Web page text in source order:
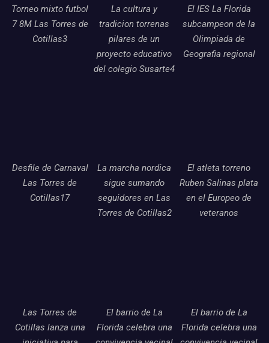
Torneo mixto futbol
7 8M Las Torres de
Cotillas3
La cultura y
tradicion torrenas
pilares de un
proyecto educativo
del colegio Susarte4
El IES La Florida
subcampeon de la
Olimpiada de
Geografia regional
Desfile de Carnaval
Las Torres de
Cotillas17
La marcha nordica
sigue sumando
seguidores en Las
Torres de Cotillas2
El atleta torreno
Ruben Salinas plata
en el Europeo de
veteranos
Las Torres de
Cotillas lanza una
El barrio de La
Florida celebra una
El barrio de La
Florida celebra una